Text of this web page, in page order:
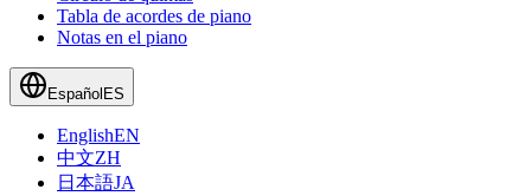
Tabla de acordes de piano
Notas en el piano
Español ES
EnglishEN
中文ZH
日本語JA